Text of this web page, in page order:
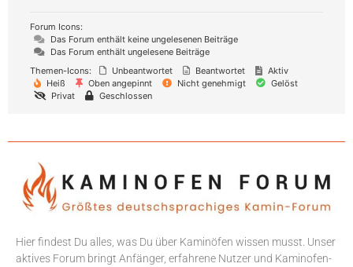
Forum Icons:
Das Forum enthält keine ungelesenen Beiträge
Das Forum enthält ungelesene Beiträge
Themen-Icons:
Unbeantwortet Beantwortet
Aktiv
Heiß
Oben angepinnt Nicht genehmigt
Gelöst
Privat
Geschlossen
Hier findest Du alles, was Du über Kaminöfen wissen musst. Unser
aktives Forum bringt Anfänger, erfahrene Nutzer und Kaminofen-